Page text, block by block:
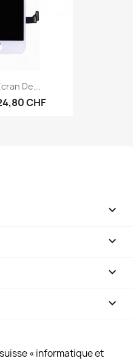
De...
CHF



keyboard_arrow_down
« informatique et